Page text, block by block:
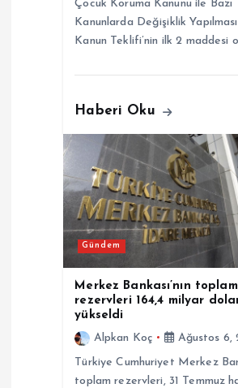
Çocuk Koruma Kanunu ile Bazı
Kanunlarda Değişiklik
Kanun Teklifi’nin ilk 2 maddesi
Haberi Oku
Gündem
Merkez Bankası’nın toplam
rezervleri 164,4 milyar
yükseldi
Alpkan Koç
Ağustos 6,
Türkiye Cumhuriyet Merkez
toplam rezervleri, 31 Temmuz